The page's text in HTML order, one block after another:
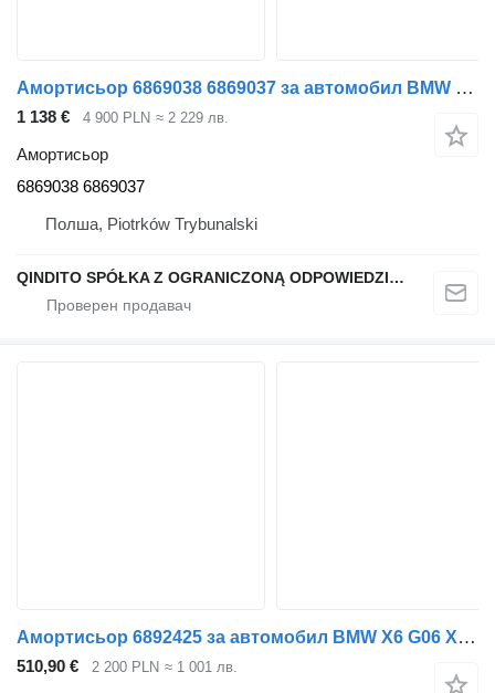
Амортисьор 6869038 6869037 за автомобил BMW X6 G06 X5 G05
1 138 € 4 900 PLN ≈ 2 229 лв.
Амортисьор
6869038 6869037
Полша, Piotrków Trybunalski
QINDITO SPÓŁKA Z OGRANICZONĄ ODPOWIEDZIALNOŚCIĄ
Амортисьор 6892425 за автомобил BMW X6 G06 X5 G05
510,90 € 2 200 PLN ≈ 1 001 лв.